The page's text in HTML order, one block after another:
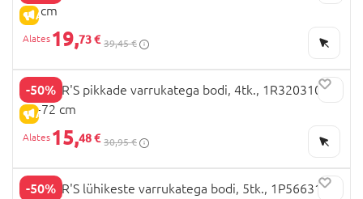
ALLAHINDLUS
72 cm
19,73 € 39,45 €
-50%
ALLAHINDLUS
CARTER'S pikkade varrukatega bodi, 4tk., 1R320310
69-72 cm
15,48 € 30,95 €
-50%
CARTER'S lühikeste varrukatega bodi, 5tk., 1P566310